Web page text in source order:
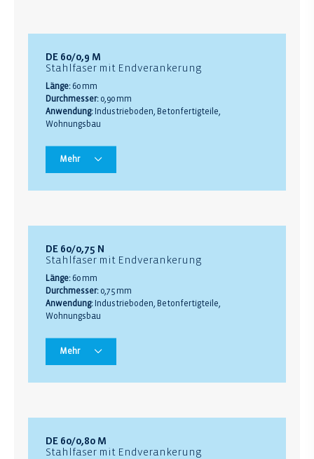
DE 60/0,9 M
Stahlfaser mit Endverankerung
Länge: 60 mm
Durchmesser: 0,90 mm
Anwendung: Industrieboden, Betonfertigteile,
Wohnungsbau
Mehr
DE 60/0,75 N
Stahlfaser mit Endverankerung
Länge: 60 mm
Durchmesser: 0,75 mm
Anwendung: Industrieboden, Betonfertigteile,
Wohnungsbau
Mehr
DE 60/0,80 M
Stahlfaser mit Endverankerung